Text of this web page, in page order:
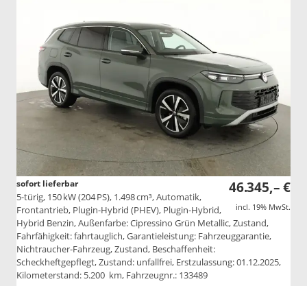
46.345,– €
incl. 19% MwSt.
sofort lieferbar
5-türig, 150 kW (204 PS), 1.498 cm³, Automatik,
Frontantrieb, Plugin-Hybrid (PHEV), Plugin-Hybrid,
Hybrid Benzin, Außenfarbe: Cipressino Grün Metallic, Zustand,
Fahrfähigkeit: fahrtauglich, Garantieleistung: Fahrzeuggarantie,
Nichtraucher-Fahrzeug, Zustand, Beschaffenheit:
Scheckheftgepflegt, Zustand: unfallfrei, Erstzulassung: 01.12.2025,
Kilometerstand: 5.200 km, Fahrzeugnr.: 133489